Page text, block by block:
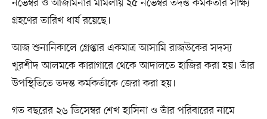
নভেম্বর ও আজমিনার মামলায় ২৫ নভেম্বর তদন্ত কর্মকর্তার সাক্ষ্য
গ্রহণের তারিখ ধার্য রয়েছে।
আজ শুনানিকালে গ্রেপ্তার একমাত্র আসামি রাজউকের সদস্য
খুরশীদ আলমকে কারাগারে থেকে আদালতে হাজির করা হয়। তাঁর
উপস্থিতিতে তদন্ত কর্মকর্তাকে জেরা করা হয়।
গত বছরের ২৬ ডিসেম্বর শেখ হাসিনা ও তাঁর পরিবারের নামে